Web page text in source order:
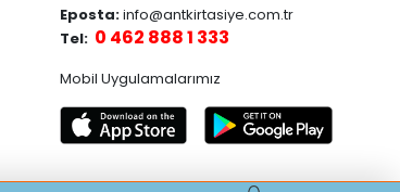
Eposta:info@antkirtasiye.com.tr
Tel: 0 462 888 1 333
Mobil Uygulamalarımız